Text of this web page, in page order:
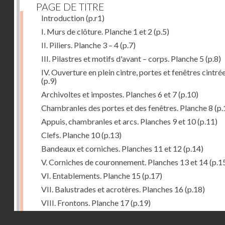
PAGE DE TITRE
Introduction(p.r1)
I. Murs de clôture. Planche 1 et 2 (p.5)
II. Piliers. Planche 3 – 4(p.7)
III. Pilastres et motifs d'avant – corps. Planche 5 (p.8)
IV. Ouverture en plein cintre, portes et fenêtres
(p.9)
Archivoltes et impostes. Planches 6 et 7(p.10)
Chambranles des portes et des fenêtres. Planche 8
Appuis, chambranles et arcs. Planches 9 et 10(p.11)
Clefs. Planche 10(p.13)
Bandeaux et corniches. Planches 11 et 12 (p.14)
V. Corniches de couronnement. Planches 13 et 14
VI. Entablements. Planche 15 (p.17)
VII. Balustrades et acrotères. Planches 16 (p.18)
VIII. Frontons. Planche 17(p.19)